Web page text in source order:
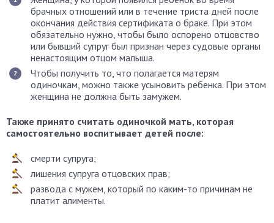
брачных отношений или в течение триста дней после
окончания действия сертификата о браке. При этом
обязательно нужно, чтобы было оспорено отцовство
или бывший супруг был признан через судовые органы
ненастоящим отцом малыша.
Чтобы получить то, что полагается матерям
одиночкам, можно также усыновить ребенка. При этом
женщина не должна быть замужем.
Также принято считать одиночкой мать, которая
самостоятельно воспитывает детей после:
смерти супруга;
лишения супруга отцовских прав;
развода с мужем, который по каким-то причинам не
платит алименты.